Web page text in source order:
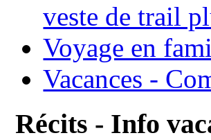
veste de trail
Voyage en
Vacances -
Récits - Info